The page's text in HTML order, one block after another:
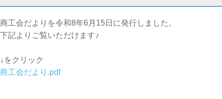
商工会だよりを令和8年6月15日に発行しました。
下記よりご覧いただけます♪
↓をクリック
商工会だより.pdf